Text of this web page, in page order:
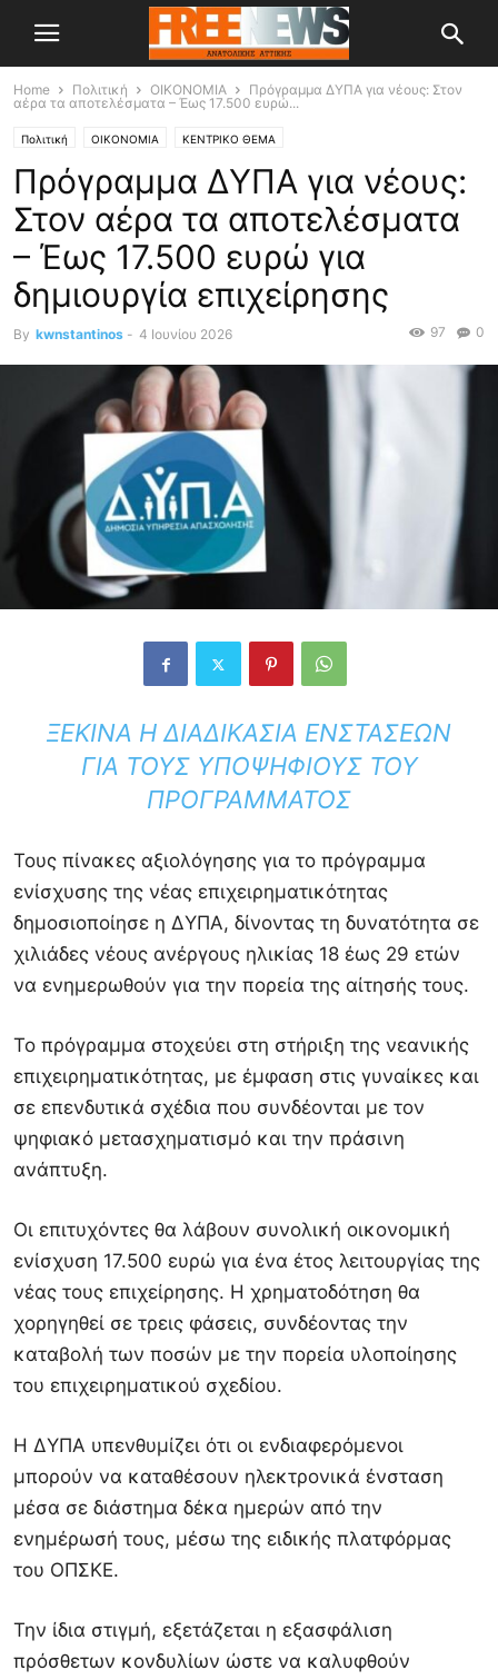
Home Πολιτική OIKONOMIA
Πρόγραμμα ΔΥΠΑ για νέους: Στον
αέρα τα αποτελέσματα – Έως 17.500 ευρώ...
Πολιτική OIKONOMIA ΚΕΝΤΡΙΚΟ ΘΕΜΑ
Πρόγραμμα ΔΥΠΑ για νέους:
Στον αέρα τα αποτελέσματα
– Έως 17.500 ευρώ για
δημιουργία επιχείρησης
By kwnstantinos - 4 Ιουνίου 2026 0
97
ΞΕΚΙΝΆ Η ΔΙΑΔΙΚΑΣΊΑ ΕΝΣΤΆΣΕΩΝ
ΓΙΑ ΤΟΥΣ ΥΠΟΨΗΦΊΟΥΣ ΤΟΥ
ΠΡΟΓΡΆΜΜΑΤΟΣ
Τους πίνακες αξιολόγησης για το πρόγραμμα
ενίσχυσης της νέας επιχειρηματικότητας
δημοσιοποίησε η ΔΥΠΑ, δίνοντας τη δυνατότητα σε
χιλιάδες νέους ανέργους ηλικίας 18 έως 29 ετών
να ενημερωθούν για την πορεία της αίτησής τους.
Το πρόγραμμα στοχεύει στη στήριξη της νεανικής
επιχειρηματικότητας, με έμφαση στις γυναίκες και
σε επενδυτικά σχέδια που συνδέονται με τον
ψηφιακό μετασχηματισμό και την πράσινη
ανάπτυξη.
Οι επιτυχόντες θα λάβουν συνολική οικονομική
ενίσχυση 17.500 ευρώ για ένα έτος λειτουργίας της
νέας τους επιχείρησης. Η χρηματοδότηση θα
χορηγηθεί σε τρεις φάσεις, συνδέοντας την
καταβολή των ποσών με την πορεία υλοποίησης
του επιχειρηματικού σχεδίου.
Η ΔΥΠΑ υπενθυμίζει ότι οι ενδιαφερόμενοι
μπορούν να καταθέσουν ηλεκτρονικά ένσταση
μέσα σε διάστημα δέκα ημερών από την
ενημέρωσή τους, μέσω της ειδικής πλατφόρμας
του ΟΠΣΚΕ.
Την ίδια στιγμή, εξετάζεται η εξασφάλιση
πρόσθετων κονδυλίων ώστε να καλυφθούν